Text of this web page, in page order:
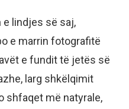
lindjes së saj,
e marrin fotografitë
e fundit të jetës së
larg shkëlqimit
shfaqet më natyrale,